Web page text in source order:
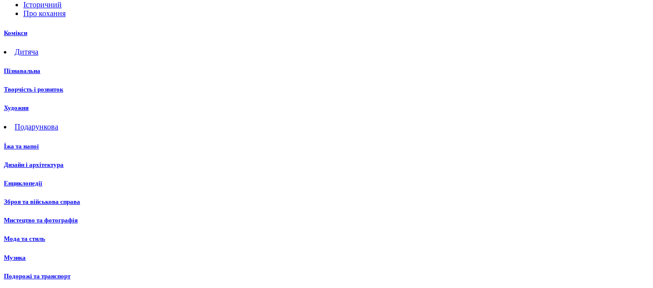
Історичний
Про кохання
Комікси
Дитяча
Пізнавальна
Творчість і розвиток
Художня
Подарункова
Їжа та напої
Дизайн і архітектура
Енциклопедії
Зброя та військова справа
Мистецтво та фотографія
Мода та стиль
Музика
Подорожі та транспорт